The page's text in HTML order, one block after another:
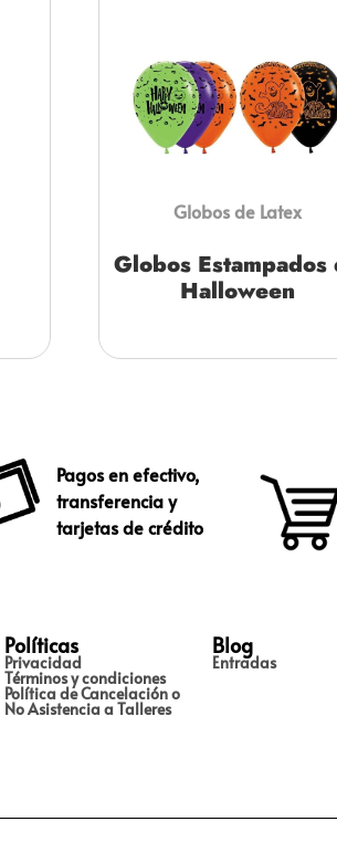
Globos de Latex
Globos Estampados
Halloween
Pagos en efectivo,
transferencia y
tarjetas de crédito
Políticas
Privacidad
Términos y condiciones
Política de Cancelación o
No Asistencia a Talleres
Blog
Entradas